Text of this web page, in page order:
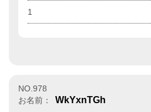
1
NO.978
お名前：
WkYxnTGh